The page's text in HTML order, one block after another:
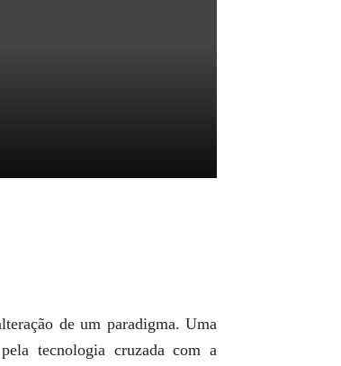
de um paradigma. Uma
tecnologia cruzada com a